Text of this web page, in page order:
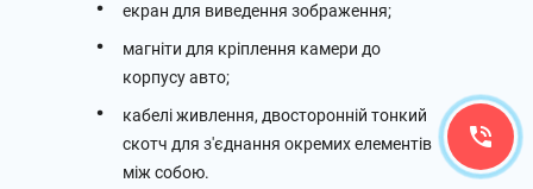
екран для виведення зображення;
магніти для кріплення камери до
корпусу авто;
кабелі живлення, двосторонній тонкий
скотч для з'єднання окремих елементів
між собою.